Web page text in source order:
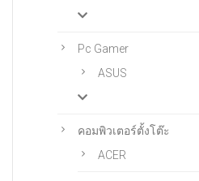
Pc Gamer
ASUS
คอมพิวเตอร์ตั้งโต๊ะ
ACER